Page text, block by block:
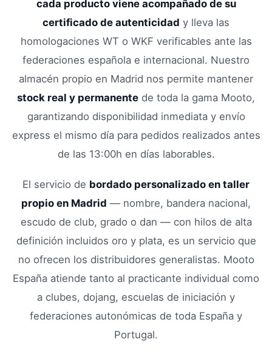
cada producto viene acompañado de su
certificado de autenticidad y lleva las
homologaciones WT o WKF verificables ante las
federaciones española e internacional. Nuestro
almacén propio en Madrid nos permite mantener
stock real y permanente de toda la gama Mooto,
garantizando disponibilidad inmediata y envío
express el mismo día para pedidos realizados antes
de las 13:00h en días laborables.
El servicio de bordado personalizado en taller
propio en Madrid — nombre, bandera nacional,
escudo de club, grado o dan — con hilos de alta
definición incluidos oro y plata, es un servicio que
no ofrecen los distribuidores generalistas. Mooto
España atiende tanto al practicante individual como
a clubes, dojang, escuelas de iniciación y
federaciones autonómicas de toda España y
Portugal.